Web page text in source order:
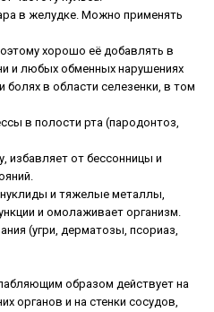
в желудке. Можно применять
хорошо её добавлять в
и любых обменных нарушениях
болях в области селезенки, в том
в полости рта (пародонтоз,
избавляет от бессонницы и
и тяжелые металлы,
и омолаживает организм.
(угри, дерматозы, псориаз,
образом действует на
органов и на стенки сосудов,